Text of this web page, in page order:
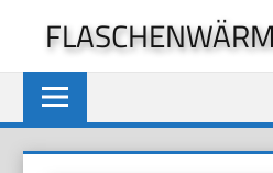
springen